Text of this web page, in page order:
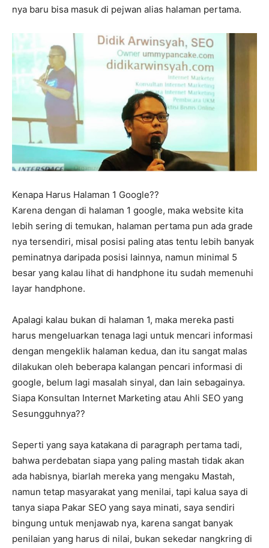
nya baru bisa masuk di pejwan alias halaman pertama.
Kenapa Harus Halaman 1 Google??
Karena dengan di halaman 1 google, maka website kita
lebih sering di temukan, halaman pertama pun ada grade
nya tersendiri, misal posisi paling atas tentu lebih banyak
peminatnya daripada posisi lainnya, namun minimal 5
besar yang kalau lihat di handphone itu sudah memenuhi
layar handphone.
Apalagi kalau bukan di halaman 1, maka mereka pasti
harus mengeluarkan tenaga lagi untuk mencari informasi
dengan mengeklik halaman kedua, dan itu sangat malas
dilakukan oleh beberapa kalangan pencari informasi di
google, belum lagi masalah sinyal, dan lain sebagainya.
Siapa Konsultan Internet Marketing atau Ahli SEO yang
Sesungguhnya??
Seperti yang saya katakana di paragraph pertama tadi,
bahwa perdebatan siapa yang paling mastah tidak akan
ada habisnya, biarlah mereka yang mengaku Mastah,
namun tetap masyarakat yang menilai, tapi kalua saya di
tanya siapa Pakar SEO yang saya minati, saya sendiri
bingung untuk menjawab nya, karena sangat banyak
penilaian yang harus di nilai, bukan sekedar nangkring di